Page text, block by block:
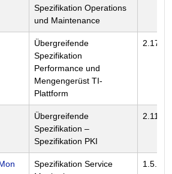
Spezifikation Operations
und Maintenance
Übergreifende
Spezifikation
Performance und
Mengengerüst TI-
Plattform
2.17.0
Übergreifende
Spezifikation –
Spezifikation PKI
2.11.1
Spezifikation Service
1.5.0